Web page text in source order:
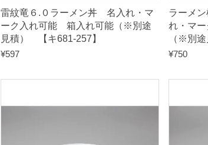
雷紋竜６.０ラーメン丼 名入れ・マ
ーク入れ可能 箱入れ可能（※別途
見積） 【キ681-257】
¥597
ラーメ
れ・マ
（※別
¥750